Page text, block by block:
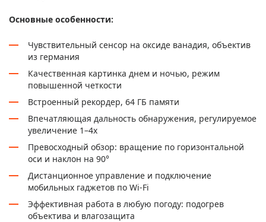
Основные особенности:
Чувствительный сенсор на оксиде ванадия, объектив
из германия
Качественная картинка днем и ночью, режим
повышенной четкости
Встроенный рекордер, 64 ГБ памяти
Впечатляющая дальность обнаружения, регулируемое
увеличение 1–4x
Превосходный обзор: вращение по горизонтальной
оси и наклон на 90°
Дистанционное управление и подключение
мобильных гаджетов по Wi-Fi
Эффективная работа в любую погоду: подогрев
объектива и влагозащита